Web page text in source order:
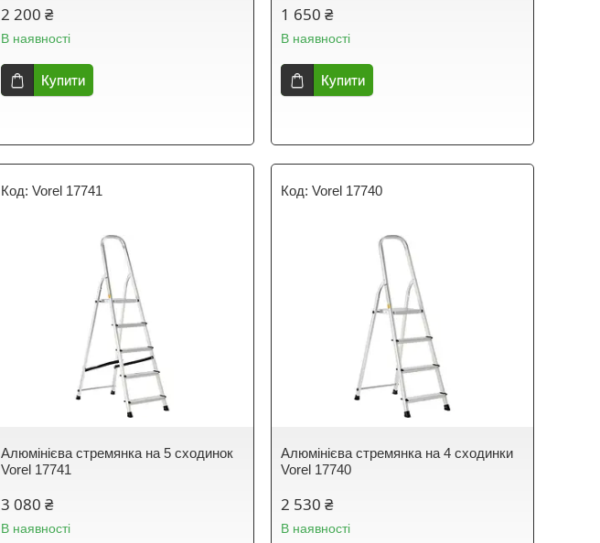
2 200 ₴
В наявності
Купити
1 650 ₴
В наявності
Купити
Vorel 17741
Алюмінієва стремянка на 5 сходинок
Vorel 17741
3 080 ₴
В наявності
Vorel 17740
Алюмінієва стремянка на 4 сходинки
Vorel 17740
2 530 ₴
В наявності